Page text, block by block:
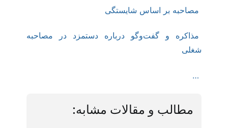
مصاحبه بر اساس شایستگی
مذاکره و گفت‌وگو درباره دستمزد در مصاحبه
شغلی
…
مطالب و مقالات مشابه: